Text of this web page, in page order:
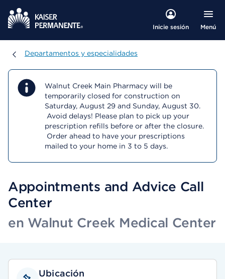
Inicie sesión Menú
Departamentos y especialidades
Departamentos y especialidades
Walnut Creek Main Pharmacy will be
temporarily closed for construction on
Saturday, August 29 and Sunday, August 30.
Avoid delays! Please plan to pick up your
prescription refills before or after the closure.
Order ahead to have your prescriptions
mailed to your home in 3 to 5 days.
Appointments and Advice Call
Center
en Walnut Creek Medical Center
Ubicación